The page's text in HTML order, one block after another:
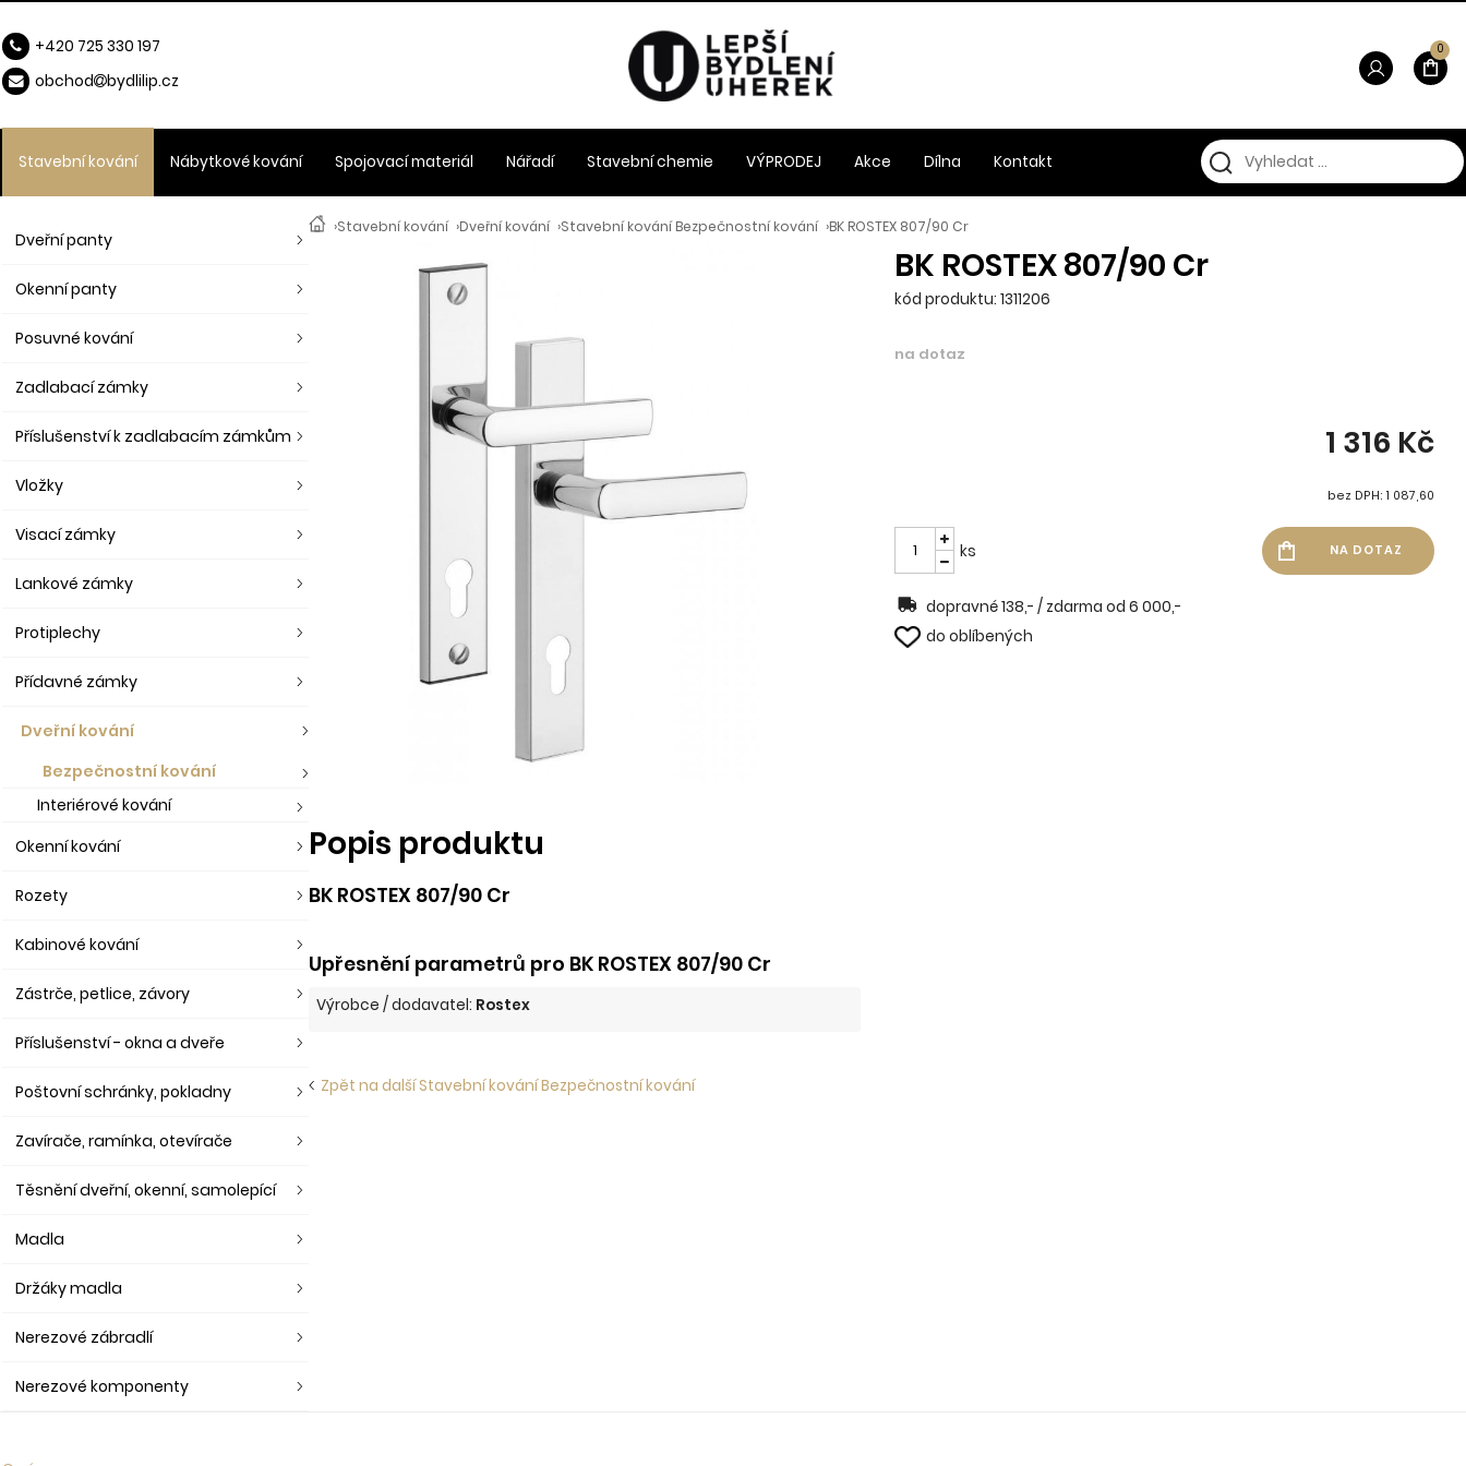
›Stavební kování ›Dveřní kování ›Stavební kování Bezpečnostní kování ›BK ROSTEX 807/90 Cr
BK ROSTEX 807/90 Cr
kód produktu: 1311206
na dotaz
1 316 Kč
bez DPH: 1 087,60
ks
dopravné 138,- / zdarma od 6 000,-
do oblíbených
Popis produktu
BK ROSTEX 807/90 Cr
Upřesnění parametrů pro BK ROSTEX 807/90 Cr
Výrobce / dodavatel: Rostex
Zpět na další Stavební kování Bezpečnostní kování
Dveřní panty
Okenní panty
Posuvné kování
Zadlabací zámky
Příslušenství k zadlabacím zámkům
Vložky
Visací zámky
Lankové zámky
Protiplechy
Přídavné zámky
Dveřní kování
Bezpečnostní kování
Interiérové kování
Okenní kování
Rozety
Kabinové kování
Zástrče, petlice, závory
Příslušenství - okna a dveře
Poštovní schránky, pokladny
Zavírače, ramínka, otevírače
Těsnění dveřní, okenní, samolepící
Madla
Držáky madla
Nerezové zábradlí
Nerezové komponenty
Stavební kování Nábytkové kování Spojovací materiál Nářadí Stavební chemie VÝPRODEJ Akce Dílna Kontakt
0
+420 725 330 197
obchod
bydlilip.cz